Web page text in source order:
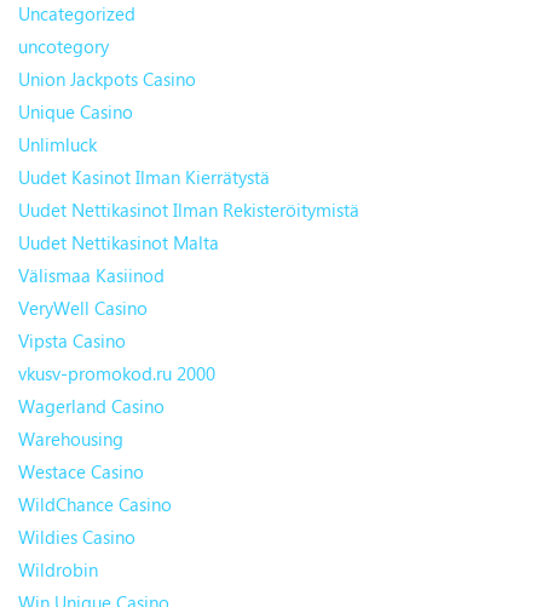
Uncategorized
uncotegory
Union Jackpots Casino
Unique Casino
Unlimluck
Uudet Kasinot Ilman Kierrätystä
Uudet Nettikasinot Ilman Rekisteröitymistä
Uudet Nettikasinot Malta
Välismaa Kasiinod
VeryWell Casino
Vipsta Casino
vkusv-promokod.ru 2000
Wagerland Casino
Warehousing
Westace Casino
WildChance Casino
Wildies Casino
Wildrobin